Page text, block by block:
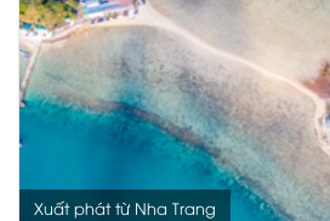
Xuất phát từ Nha Trang